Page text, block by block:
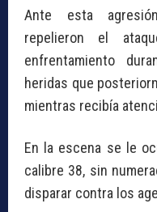
Ante esta
repelieron el
enfrentamiento
heridas que
mientras recibía
En la escena se le
calibre 38, sin
disparar contra los